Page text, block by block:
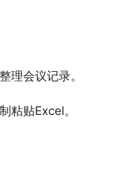
理会议记录。
粘贴Excel。